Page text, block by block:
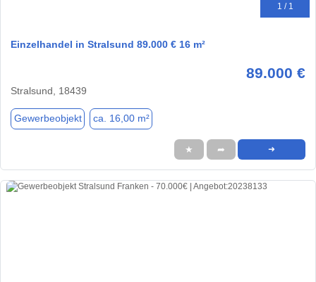
1 / 1
Einzelhandel in Stralsund 89.000 € 16 m²
89.000 €
Stralsund, 18439
Gewerbeobjekt ca. 16,00 m²
★ ➦ ➜